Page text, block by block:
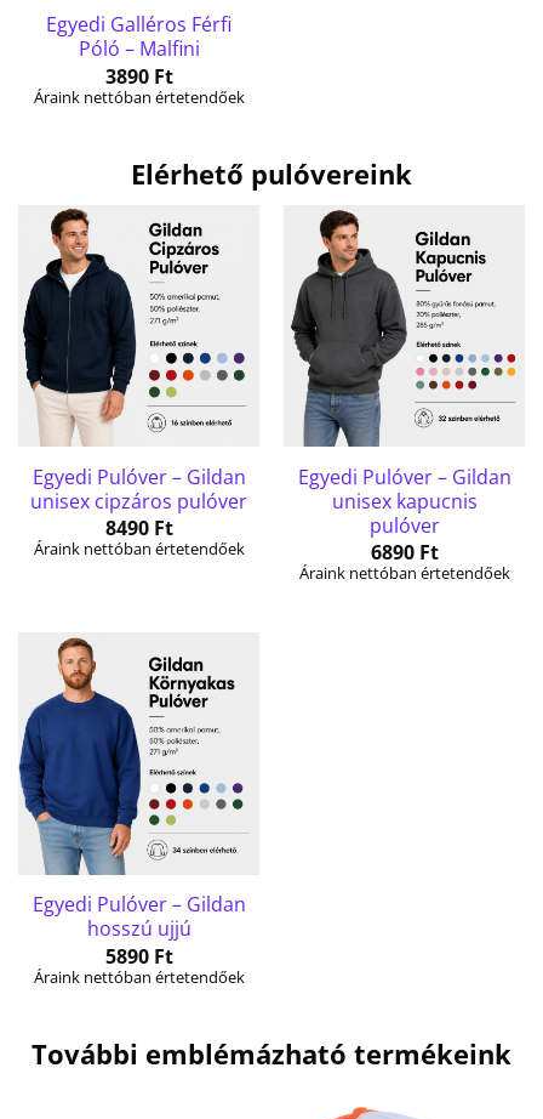
Egyedi Galléros Férfi
Póló – Malfini
3890 Ft
Áraink nettóban értetendőek
Elérhető pulóvereink
Egyedi Pulóver – Gildan
unisex cipzáros pulóver
8490 Ft
Áraink nettóban értetendőek
Egyedi Pulóver – Gildan
unisex kapucnis
pulóver
6890 Ft
Áraink nettóban értetendőek
Egyedi Pulóver – Gildan
hosszú ujjú
5890 Ft
Áraink nettóban értetendőek
További emblémázható termékeink